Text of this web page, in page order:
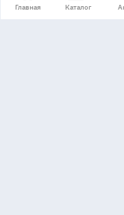
Главная Каталог